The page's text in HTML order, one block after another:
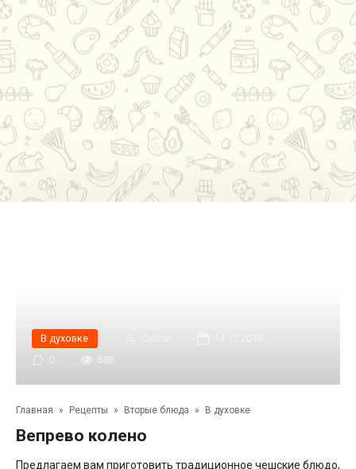
В духовке
0
686
Главная » Рецепты » Вторые блюда » В духовке
Вепрево колено
Предлагаем вам приготовить традиционное чешские блюдо,